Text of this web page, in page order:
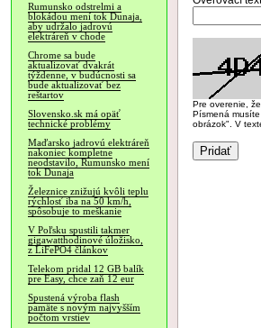
Rumunsko odstrelmi a
blokádou mení tok Dunaja,
aby udržalo jadrovú
elektráreň v chode
Chrome sa bude
aktualizovať dvakrát
týždenne, v budúcnosti sa
bude aktualizovať bez
reštartov
Slovensko.sk má opäť
technické problémy
Maďarsko jadrovú elektráreň
nakoniec kompletne
neodstavilo, Rumunsko mení
tok Dunaja
Železnice znižujú kvôli teplu
rýchlosť iba na 50 km/h,
spôsobuje to meškanie
V Poľsku spustili takmer
gigawatthodinové úložisko,
z LiFePO4 článkov
Telekom pridal 12 GB balík
pre Easy, chce zaň 12 eur
Spustená výroba flash
pamäte s novým najvyšším
počtom vrstiev
Pre overenie,
Písmená
obrázok". V